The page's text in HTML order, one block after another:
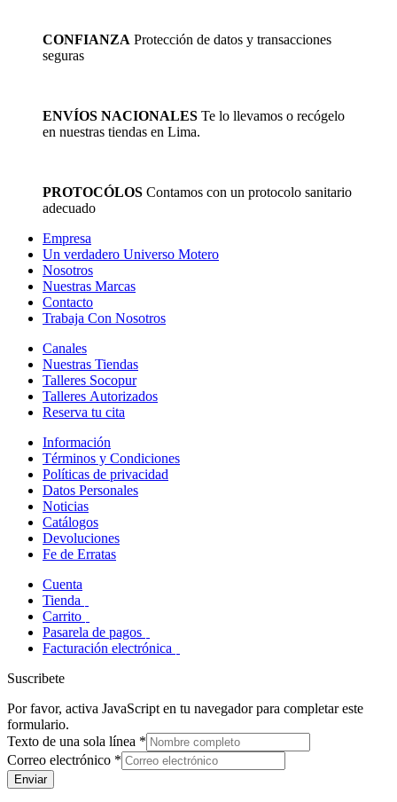
de
producto
CONFIANZA Protección de datos y transacciones
seguras
ENVÍOS NACIONALES Te lo llevamos o recógelo
en nuestras tiendas en Lima.
PROTOCÓLOS Contamos con un protocolo sanitario
adecuado
Empresa
Un verdadero Universo Motero
Nosotros
Nuestras Marcas
Contacto
Trabaja Con Nosotros
Canales
Nuestras Tiendas
Talleres Socopur
Talleres Autorizados
Reserva tu cita
Información
Términos y Condiciones
Políticas de privacidad
Datos Personales
Noticias
Catálogos
Devoluciones
Fe de Erratas
Cuenta
Tienda
Carrito
Pasarela de pagos
Facturación electrónica
Suscribete
Por favor, activa JavaScript en tu navegador para completar este
formulario.
Texto de una sola línea *
Correo electrónico *
Enviar